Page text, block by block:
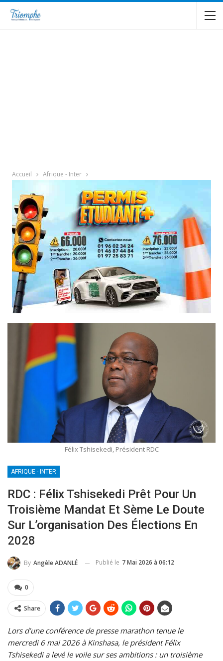
Accueil Afrique - Inter
Félix Tshisekedi, Président RDC
AFRIQUE - INTER
RDC : Félix Tshisekedi Prêt Pour Un
Troisième Mandat Et Sème Le Doute
Sur L’organisation Des Élections En
2028
By Angèle ADANLÉ Publié le 7 Mai 2026 à 06:12
0
Share
Lors d’une conférence de presse marathon tenue le
mercredi 6 mai 2026 à Kinshasa, le président Félix
Tshisekedi a levé le voile sur ses ambitions : un troisième